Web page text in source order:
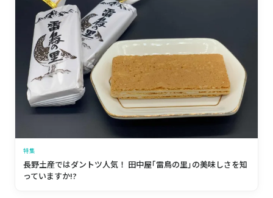
特集
長野土産ではダントツ人気！ 田中屋｢雷鳥の里｣の美味しさを知
っていますか!?